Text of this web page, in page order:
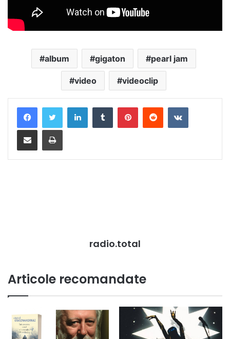
album gigaton pearl jam
video videoclip
LinkedInTumblrPinterestRedditVKontakte
Distribuie prin mail Tipărește
radio.total
Articole recomandate